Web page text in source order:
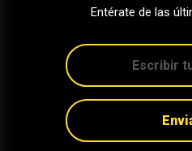
Entérate de las